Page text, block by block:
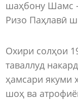
шаҳбону Шамс
Ризо Паҳлавӣ
Охири солҳои
таваллуд
ҳамсари якуми
шоҳ ва